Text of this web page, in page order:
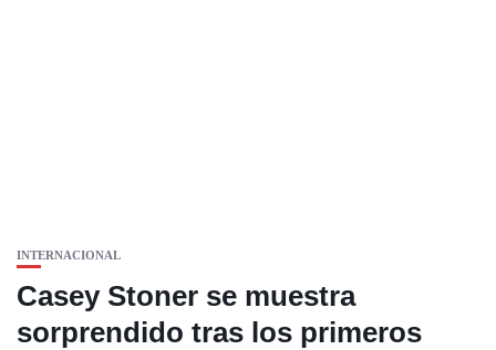
INTERNACIONAL
Casey Stoner se muestra
sorprendido tras los primeros